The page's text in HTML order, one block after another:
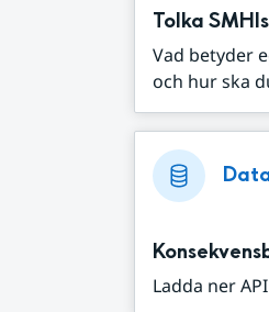
Tolka
Vad betyder
och hur ska
Ladda ner